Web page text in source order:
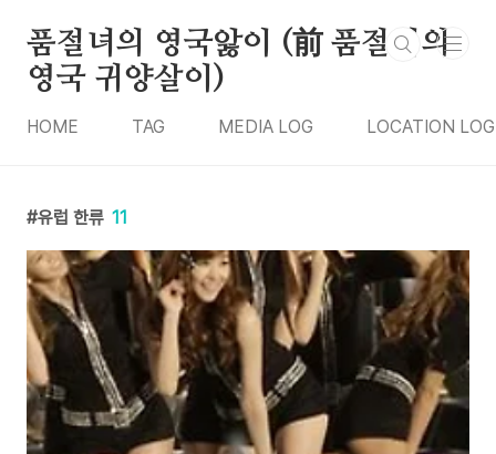
품절녀의 영국앓이 (前 품절녀의
영국 귀양살이)
HOME TAG MEDIA LOG LOCATION LOG
유럽 한류 11